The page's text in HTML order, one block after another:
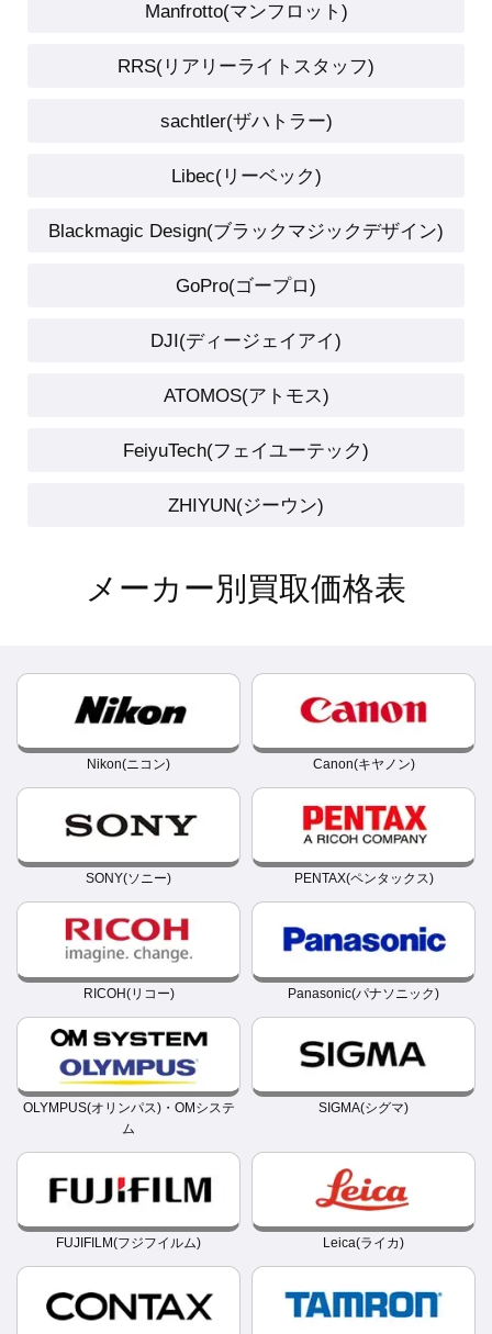
Manfrotto(マンフロット)
RRS(リアリーライトスタッフ)
sachtler(ザハトラー)
Libec(リーベック)
Blackmagic Design(ブラックマジックデザイン)
GoPro(ゴープロ)
DJI(ディージェイアイ)
ATOMOS(アトモス)
FeiyuTech(フェイユーテック)
ZHIYUN(ジーウン)
メーカー別買取価格表
Nikon(ニコン) Canon(キヤノン)
SONY(ソニー) PENTAX(ペンタックス)
RICOH(リコー) Panasonic(パナソニック)
OLYMPUS(オリンパス)・OMシステ
ム
SIGMA(シグマ)
FUJIFILM(フジフイルム) Leica(ライカ)